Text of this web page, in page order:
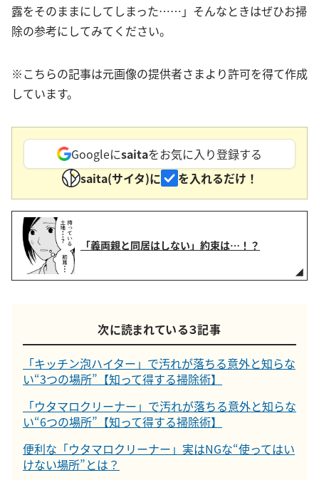
露をそのままにしてしまった……」そんなときはぜひお掃
除の参考にしてみてください。
※こちらの記事は元画像の提供者さまより許可を得て作成
しています。
Googleにsaitaをお気に入り登録する
saita(サイタ)に
を入れるだけ！
「義両親と同居はしない」約束は…！？
次に読まれている３記事
「キッチン泡ハイター」で汚れが落ちる意外と知らな
い“3つの場所”【知って得する掃除術】
「ウタマロクリーナー」で汚れが落ちる意外と知らな
い“6つの場所”【知って得する掃除術】
便利な「ウタマロクリーナー」実はNGな“使ってはい
けない場所”とは？